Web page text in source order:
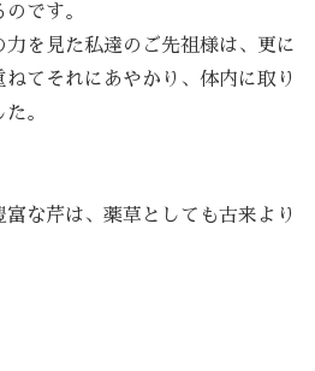
です。
力を見た私達のご先祖様は、更に
てそれにあやかり、体内に取り
。
な芹は、薬草としても古来より